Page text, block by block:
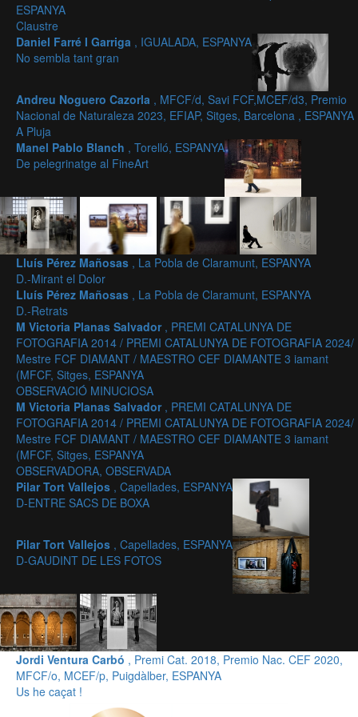
ESPANYA
Claustre
Daniel Farré I Garriga , IGUALADA, ESPANYA
No sembla tant gran
Andreu Noguero Cazorla , MFCF/d, Savi FCF,MCEF/d3, Premio
Nacional de Naturaleza 2023, EFIAP, Sitges, Barcelona , ESPANYA
A Pluja
Manel Pablo Blanch , Torelló, ESPANYA
De pelegrinatge al FineArt
Lluís Pérez Mañosas , La Pobla de Claramunt, ESPANYA
D.-Mirant el Dolor
Lluís Pérez Mañosas , La Pobla de Claramunt, ESPANYA
D.-Retrats
M Victoria Planas Salvador , PREMI CATALUNYA DE
FOTOGRAFIA 2014 / PREMI CATALUNYA DE FOTOGRAFIA 2024/
Mestre FCF DIAMANT / MAESTRO CEF DIAMANTE 3 iamant
(MFCF, Sitges, ESPANYA
OBSERVACIÓ MINUCIOSA
M Victoria Planas Salvador , PREMI CATALUNYA DE
FOTOGRAFIA 2014 / PREMI CATALUNYA DE FOTOGRAFIA 2024/
Mestre FCF DIAMANT / MAESTRO CEF DIAMANTE 3 iamant
(MFCF, Sitges, ESPANYA
OBSERVADORA, OBSERVADA
Pilar Tort Vallejos , Capellades, ESPANYA
D-ENTRE SACS DE BOXA
Pilar Tort Vallejos , Capellades, ESPANYA
D-GAUDINT DE LES FOTOS
Jordi Ventura Carbó , Premi Cat. 2018, Premio Nac. CEF 2020,
MFCF/o, MCEF/p, Puigdàlber, ESPANYA
Us he caçat !